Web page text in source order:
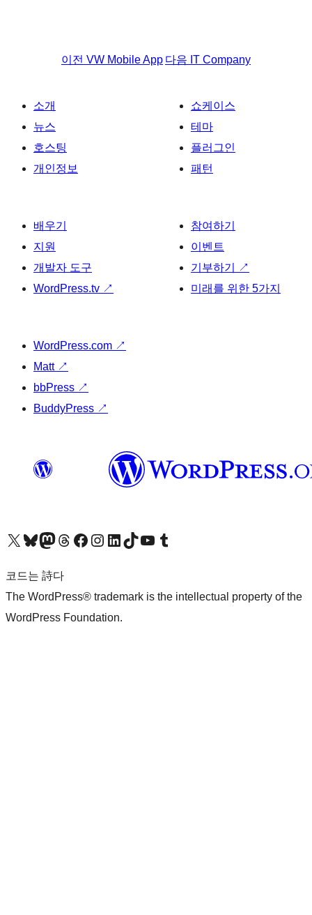
이전 VW Mobile App 다음 IT Company
소개
뉴스
호스팅
개인정보
쇼케이스
테마
플러그인
패턴
배우기
지원
개발자 도구
WordPress.tv ↗
참여하기
이벤트
기부하기
↗
미래를 위한 5가지
WordPress.com ↗
Matt ↗
bbPress ↗
BuddyPress ↗
X(이전 트위터) 계정 방문하기블루스카이 계정 방문하기마스토돈 계정 방문하기스레드 계정 방문하기 페이스북 페이지 방문하기인스타그램 계정 방문하기 LinkedIn 계정 방문하기틱톡 계정 방문하기유튜브 채널 방문하기 텀블러 계정 방문하기
코드는 詩다
The WordPress® trademark is the intellectual property of the
WordPress Foundation.